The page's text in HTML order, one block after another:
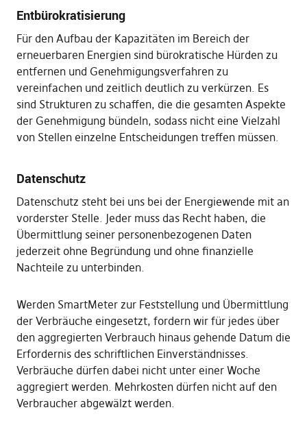
Entbürokratisierung
Für den Aufbau der Kapazitäten im Bereich der
erneuerbaren Energien sind bürokratische Hürden zu
entfernen und Genehmigungsverfahren zu
vereinfachen und zeitlich deutlich zu verkürzen. Es
sind Strukturen zu schaffen, die die gesamten Aspekte
der Genehmigung bündeln, sodass nicht eine Vielzahl
von Stellen einzelne Entscheidungen treffen müssen.
Datenschutz
Datenschutz steht bei uns bei der Energiewende mit an
vorderster Stelle. Jeder muss das Recht haben, die
Übermittlung seiner personenbezogenen Daten
jederzeit ohne Begründung und ohne finanzielle
Nachteile zu unterbinden.
Werden SmartMeter zur Feststellung und Übermittlung
der Verbräuche eingesetzt, fordern wir für jedes über
den aggregierten Verbrauch hinaus gehende Datum die
Erfordernis des schriftlichen Einverständnisses.
Verbräuche dürfen dabei nicht unter einer Woche
aggregiert werden. Mehrkosten dürfen nicht auf den
Verbraucher abgewälzt werden.